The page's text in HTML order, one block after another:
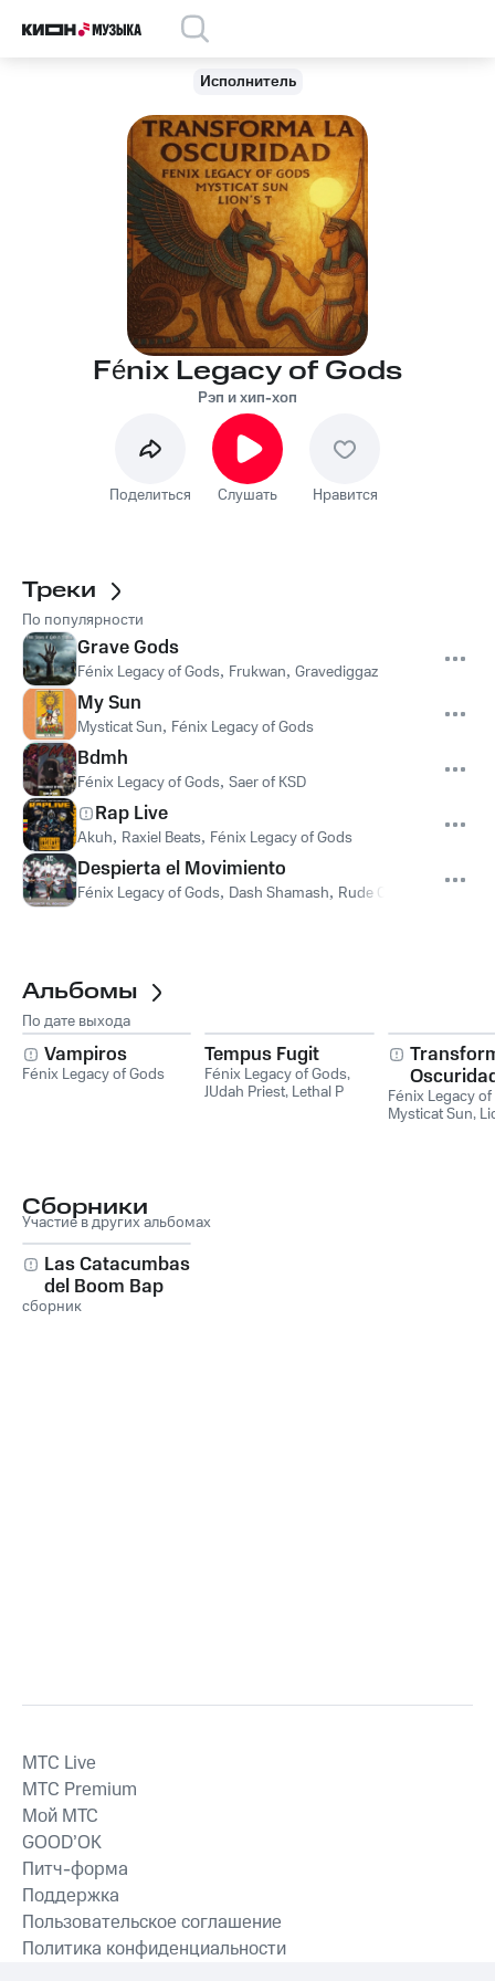
Исполнитель
Fénix Legacy of Gods
Рэп и хип-хоп
Поделиться Слушать Нравится
Треки
По популярности
Grave Gods
Fénix Legacy of Gods, Frukwan, Gravediggaz
My Sun
Mysticat Sun, Fénix Legacy of Gods
Bdmh
Fénix Legacy of Gods, Saer of KSD
Rap Live
Akuh, Raxiel Beats, Fénix Legacy of Gods
Despierta el Movimiento
Fénix Legacy of Gods, Dash Shamash, Rude Cat Moon
Альбомы
По дате выхода
Vampiros
Fénix Legacy of Gods
Tempus Fugit
Fénix Legacy of Gods,
JUdah Priest, Lethal P
Fénix Legacy
Mysticat Sun,
Сборники
Участие в других альбомах
Las Catacumbas
del Boom Bap
сборник
MTС Live
MTС Premium
Мой МТС
GOOD’OK
Питч-форма
Поддержка
Пользовательское соглашение
Политика конфиденциальности